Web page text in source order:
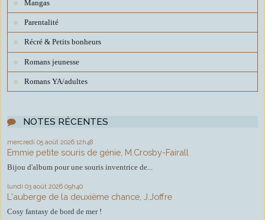
Mangas
Parentalité
Récré & Petits bonheurs
Romans jeunesse
Romans YA/adultes
NOTES RÉCENTES
mercredi 05 août 2026 12h48
Emmie petite souris de génie, M.Crosby-Fairall
Bijou d'album pour une souris inventrice de...
lundi 03 août 2026 09h40
L'auberge de la deuxième chance, J.Joffre
Cosy fantasy de bord de mer !